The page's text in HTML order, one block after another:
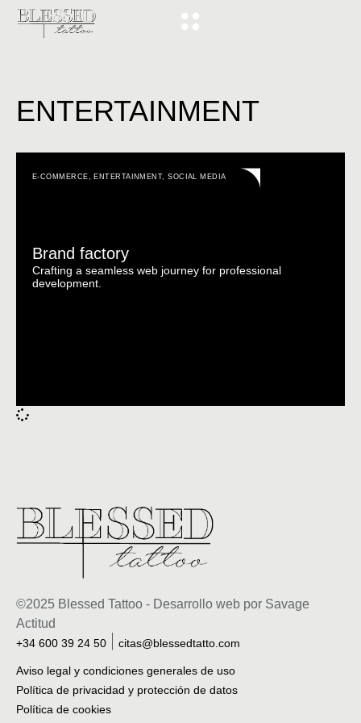
ENTERTAINMENT
E-COMMERCE, ENTERTAINMENT,SOCIAL MEDIA
Brand factory
Crafting a seamless web journey for professional
development.
©2025 Blessed Tattoo - Desarrollo web por Savage
Actitud
+34 600 39 24 50 citas@blessedtatto.com
Aviso legal y condiciones generales de uso
Política de privacidad y protección de datos
Política de cookies